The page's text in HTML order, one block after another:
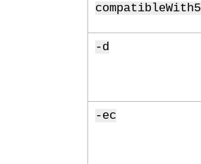
compatibleWith5
-d
-ec